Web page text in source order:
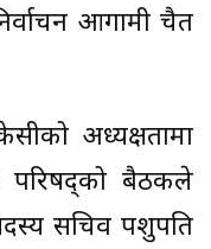
आगामी चैत
अध्यक्षतामा
परिषद्को बैठकले
सचिव पशुपति